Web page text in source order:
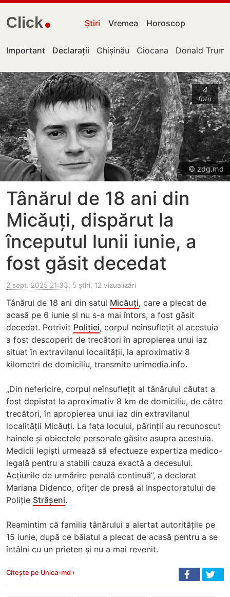
Click Știri Vremea Horoscop
Important Declarații Chișinău Ciocana Donald Trump
4
foto
© zdg.md
Tânărul de 18 ani din
Micăuți, dispărut la
începutul lunii iunie, a
fost găsit decedat
2 sept. 2025 21:33, 5 știri, 12 vizualizări
Tânărul de 18 ani din satul Micăuți, care a plecat de
acasă pe 6 iunie și nu s-a mai întors, a fost găsit
decedat. Potrivit Poliției, corpul neînsuflețit al acestuia
a fost descoperit de trecători în apropierea unui iaz
situat în extravilanul localității, la aproximativ 8
kilometri de domiciliu, transmite unimedia.info.
„Din nefericire, corpul neînsuflețit al tânărului căutat a
fost depistat la aproximativ 8 km de domiciliu, de către
trecători, în apropierea unui iaz din extravilanul
localității Micăuți. La fața locului, părinții au recunoscut
hainele și obiectele personale găsite asupra acestuia.
Medicii legiști urmează să efectueze expertiza medico-
legală pentru a stabili cauza exactă a decesului.
Acțiunile de urmărire penală continuă”, a declarat
Mariana Didenco, ofițer de presă al Inspectoratului de
Poliție Strășeni.
Reamintim că familia tânărului a alertat autoritățile pe
15 iunie, după ce băiatul a plecat de acasă pentru a se
întâlni cu un prieten și nu a mai revenit.
Citește pe Unica-md ›